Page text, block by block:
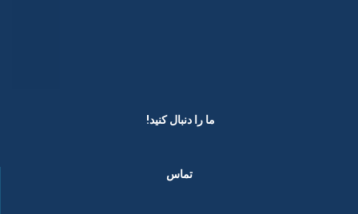
ما را دنبال کنید! ​
تماس